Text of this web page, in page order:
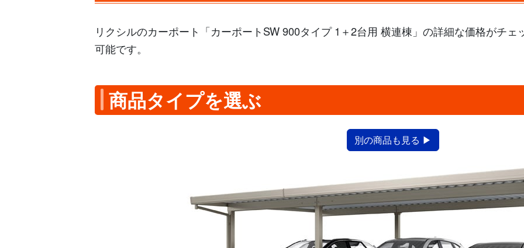
リクシルのカーポート「カーポートSW 900タイプ 1＋2台用 横連棟」の詳細な価格がチ
可能です。
商品タイプを選ぶ
別の商品も見る ▶